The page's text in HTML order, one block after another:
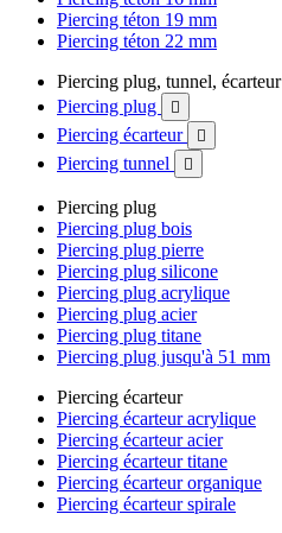
Piercing téton 19 mm
Piercing téton 22 mm
Piercing plug, tunnel, écarteur
Piercing plug

Piercing écarteur 
Piercing tunnel 
Piercing plug
Piercing plug bois
Piercing plug pierre
Piercing plug silicone
Piercing plug acrylique
Piercing plug acier
Piercing plug titane
Piercing plug jusqu'à 51 mm
Piercing écarteur
Piercing écarteur acrylique
Piercing écarteur acier
Piercing écarteur titane
Piercing écarteur organique
Piercing écarteur spirale